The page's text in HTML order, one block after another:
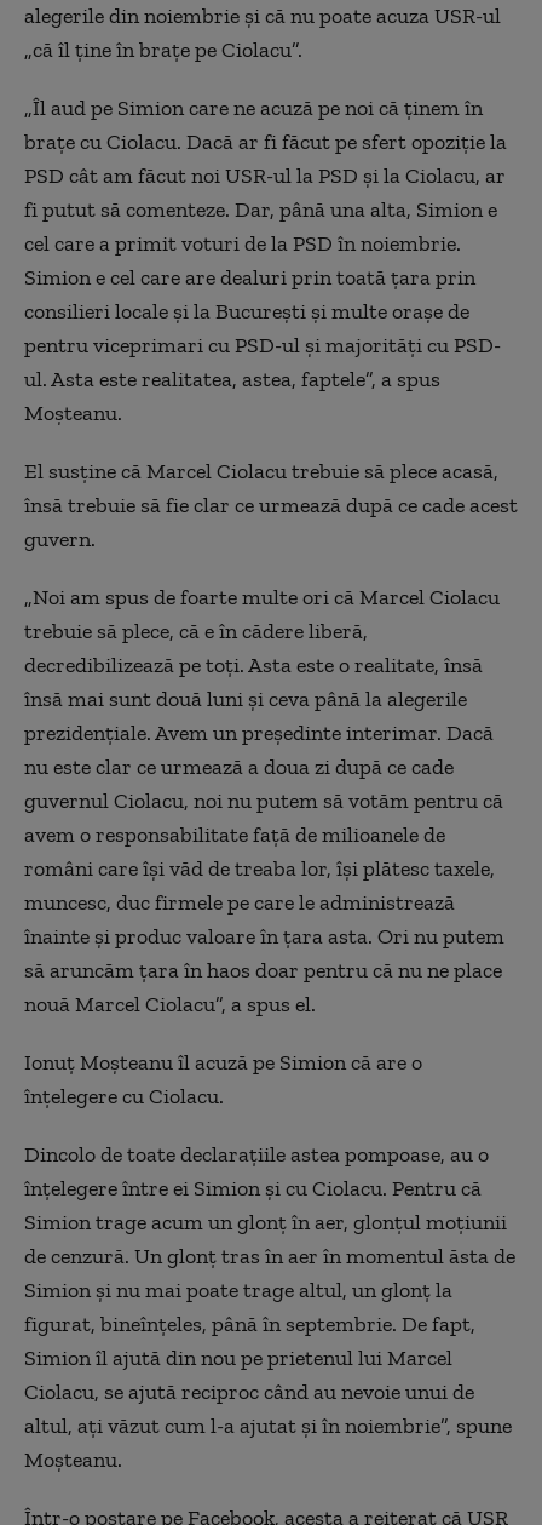
alegerile din noiembrie și că nu poate acuza USR-ul
„că îl ține în brațe pe Ciolacu”.
„Îl aud pe Simion care ne acuză pe noi că ținem în
brațe cu Ciolacu. Dacă ar fi făcut pe sfert opoziție la
PSD cât am făcut noi USR-ul la PSD și la Ciolacu, ar
fi putut să comenteze. Dar, până una alta, Simion e
cel care a primit voturi de la PSD în noiembrie.
Simion e cel care are dealuri prin toată țara prin
consilieri locale și la București și multe orașe de
pentru viceprimari cu PSD-ul și majorități cu PSD-
ul. Asta este realitatea, astea, faptele”, a spus
Moșteanu.
El susține că Marcel Ciolacu trebuie să plece acasă,
însă trebuie să fie clar ce urmează după ce cade acest
guvern.
„Noi am spus de foarte multe ori că Marcel Ciolacu
trebuie să plece, că e în cădere liberă,
decredibilizează pe toți. Asta este o realitate, însă
însă mai sunt două luni și ceva până la alegerile
prezidențiale. Avem un președinte interimar. Dacă
nu este clar ce urmează a doua zi după ce cade
guvernul Ciolacu, noi nu putem să votăm pentru că
avem o responsabilitate față de milioanele de
români care își văd de treaba lor, își plătesc taxele,
muncesc, duc firmele pe care le administrează
înainte și produc valoare în țara asta. Ori nu putem
să aruncăm țara în haos doar pentru că nu ne place
nouă Marcel Ciolacu”, a spus el.
Ionuț Moșteanu îl acuză pe Simion că are o
înțelegere cu Ciolacu.
Dincolo de toate declarațiile astea pompoase, au o
înțelegere între ei Simion și cu Ciolacu. Pentru că
Simion trage acum un glonț în aer, glonțul moțiunii
de cenzură. Un glonț tras în aer în momentul ăsta de
Simion și nu mai poate trage altul, un glonț la
figurat, bineînțeles, până în septembrie. De fapt,
Simion îl ajută din nou pe prietenul lui Marcel
Ciolacu, se ajută reciproc când au nevoie unui de
altul, ați văzut cum l-a ajutat și în noiembrie”, spune
Moșteanu.
Într-o postare pe Facebook, acesta a reiterat că USR